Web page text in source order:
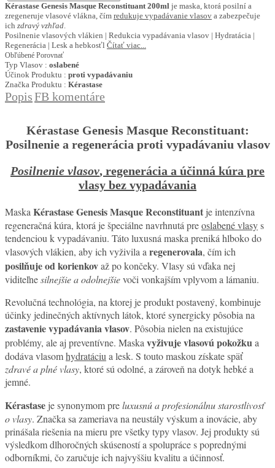
Kérastase Genesis Masque Reconstituant 200ml je maska, ktorá posilní a
zregeneruje vlasové vlákna, čím redukuje vypadávanie vlasov a zabezpečuje
ich zdravý vzhľad
Posilnenie vlasových vlákien | Redukcia vypadávania vlasov | Hydratácia |
Regenerácia | Lesk a hebkosťl Čítať viac...
Obľúbené Porovnať
Typ Vlasov : oslabené
Účinok Produktu : proti vypadávaniu
Značka Produktu : Kérastase
PopisFB komentáre
Kérastase Genesis Masque Reconstituant:
Posilnenie a regenerácia proti vypadávaniu vlasov
Posilnenie vlasov, regenerácia a účinná kúra pre
vlasy bez vypadávania
MaskaKérastase Genesis Masque Reconstituant je intenzívna
regeneračná kúra, ktorá je špeciálne navrhnutá preoslabené vlasys
tendenciou k vypadávaniu. Táto luxusná maska preniká hlboko do
vlasových vlákien, aby ich vyživila aregenerovala, čím ich
posilňuje od korienkovaž po končeky. Vlasy sú vďaka nej
viditeľnesilnejšie a odolnejšievoči vonkajším vplyvom a lámaniu.
Revolučná technológia, na ktorej je produkt postavený, kombinuje
účinky jedinečných aktívnych látok, ktoré synergicky pôsobia na
zastavenie vypadávania vlasov. Pôsobia nielen na existujúce
problémy, ale aj preventívne. Maskavyživuje vlasovú pokožkua
dodáva vlasomhydratáciua lesk. S touto maskou získate späť
zdravé a plné vlasy, ktoré sú odolné, a zároveň na dotyk hebké a
jemné.
Kérastase je synonymom preluxusnú a profesionálnu starostlivosť
o vlasy. Značka sa zameriava na neustály výskum a inovácie, aby
prinášala riešenia na mieru pre všetky typy vlasov. Jej produkty sú
výsledkom dlhoročných skúseností a spolupráce s poprednými
odborníkmi, čo zaručuje ich najvyššiu kvalitu a účinnosť.